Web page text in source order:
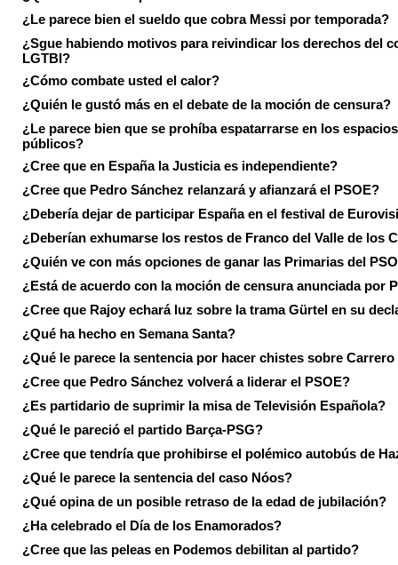
¿Le parece bien el sueldo que cobra Messi por temporada?
¿Sgue habiendo motivos para reivindicar los derechos del
LGTBI?
¿Cómo combate usted el calor?
¿Quién le gustó más en el debate de la moción de censura?
¿Le parece bien que se prohíba espatarrarse en los espacios
públicos?
¿Cree que en España la Justicia es independiente?
¿Cree que Pedro Sánchez relanzará y afianzará el PSOE?
¿Debería dejar de participar España en el festival de
¿Deberían exhumarse los restos de Franco del Valle de los
¿Quién ve con más opciones de ganar las Primarias del
¿Está de acuerdo con la moción de censura anunciada por
¿Cree que Rajoy echará luz sobre la trama Gürtel en su
¿Qué ha hecho en Semana Santa?
¿Qué le parece la sentencia por hacer chistes sobre
¿Cree que Pedro Sánchez volverá a liderar el PSOE?
¿Es partidario de suprimir la misa de Televisión Española?
¿Qué le pareció el partido Barça-PSG?
¿Cree que tendría que prohibirse el polémico autobús de
¿Qué le parece la sentencia del caso Nóos?
¿Qué opina de un posible retraso de la edad de jubilación?
¿Ha celebrado el Día de los Enamorados?
¿Cree que las peleas en Podemos debilitan al partido?